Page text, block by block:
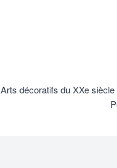
Arts décoratifs du XXe